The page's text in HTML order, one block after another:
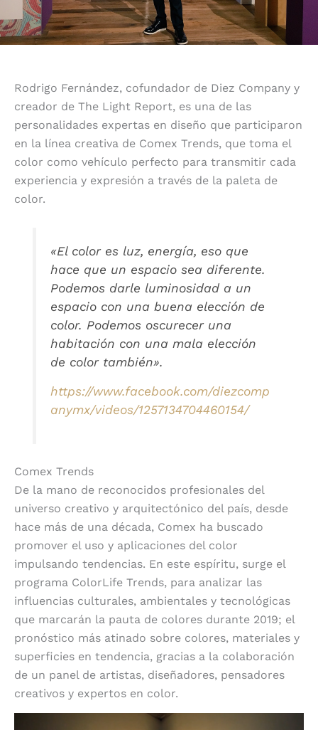
Rodrigo Fernández, cofundador de Diez Company y
creador de The Light Report, es una de las
personalidades expertas en diseño que participaron
en la línea creativa de Comex Trends, que toma el
color como vehículo perfecto para transmitir cada
experiencia y expresión a través de la paleta de
color.
«El color es luz, energía, eso que
hace que un espacio sea diferente.
Podemos darle luminosidad a un
espacio con una buena elección de
color. Podemos oscurecer una
habitación con una mala elección
de color también».
https://www.facebook.com/diezcomp
anymx/videos/1257134704460154/
Comex Trends
De la mano de reconocidos profesionales del
universo creativo y arquitectónico del país, desde
hace más de una década, Comex ha buscado
promover el uso y aplicaciones del color
impulsando tendencias. En este espíritu, surge el
programa ColorLife Trends, para analizar las
influencias culturales, ambientales y tecnológicas
que marcarán la pauta de colores durante 2019; el
pronóstico más atinado sobre colores, materiales y
superficies en tendencia, gracias a la colaboración
de un panel de artistas, diseñadores, pensadores
creativos y expertos en color.